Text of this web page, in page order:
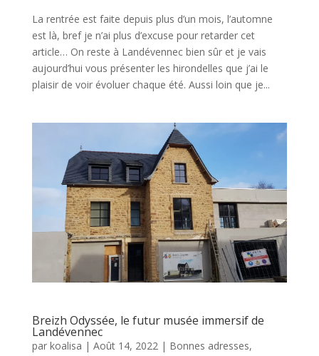
La rentrée est faite depuis plus d’un mois, l’automne
est là, bref je n’ai plus d’excuse pour retarder cet
article… On reste à Landévennec bien sûr et je vais
aujourd’hui vous présenter les hirondelles que j’ai le
plaisir de voir évoluer chaque été. Aussi loin que je...
Breizh Odyssée, le futur musée immersif de
Landévennec
par koalisa | Août 14, 2022| Bonnes adresses,